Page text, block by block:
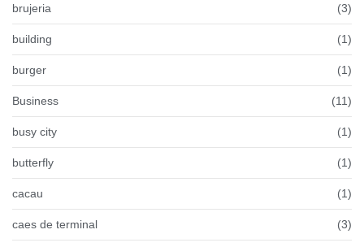
brujeria (3)
building (1)
burger (1)
Business (11)
busy city (1)
butterfly (1)
cacau (1)
caes de terminal (3)